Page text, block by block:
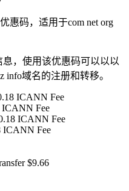
惠码，适用于com net org
，使用该优惠码可以以以
info域名的注册和转移。
ICANN Fee
ICANN Fee
ICANN Fee
ICANN Fee
$9.66